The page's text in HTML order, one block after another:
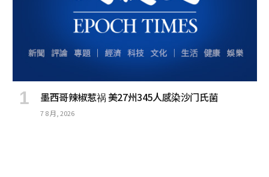
墨西哥辣椒惹祸 美27州345人感染沙门氏菌
7 8 月, 2026